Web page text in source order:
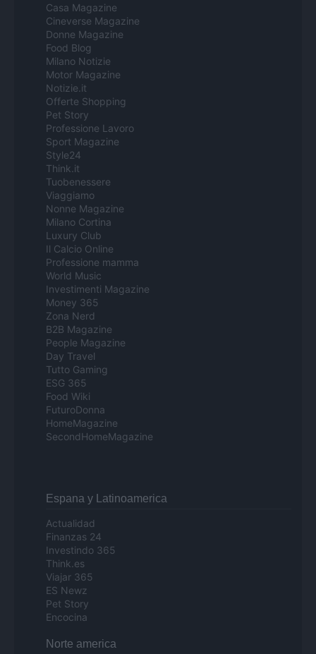
Casa Magazine
Cineverse Magazine
Donne Magazine
Food Blog
Milano Notizie
Motor Magazine
Notizie.it
Offerte Shopping
Pet Story
Professione Lavoro
Sport Magazine
Style24
Think.it
Tuobenessere
Viaggiamo
Nonne Magazine
Milano Cortina
Luxury Club
Il Calcio Online
Professione mamma
World Music
Investimenti Magazine
Money 365
Zona Nerd
B2B Magazine
People Magazine
Day Travel
Tutto Gaming
ESG 365
Food Wiki
FuturoDonna
HomeMagazine
SecondHomeMagazine
Espana y Latinoamerica
Actualidad
Finanzas 24
Investindo 365
Think.es
Viajar 365
ES Newz
Pet Story
Encocina
Norte america